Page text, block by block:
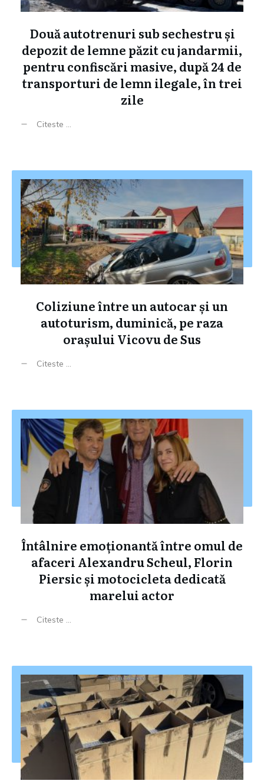
Două autotrenuri sub sechestru și
depozit de lemne păzit cu jandarmii,
pentru confiscări masive, după 24 de
transporturi de lemn ilegale, în trei
zile
Citeste ...
Coliziune între un autocar și un
autoturism, duminică, pe raza
orașului Vicovu de Sus
Citeste ...
Întâlnire emoționantă între omul de
afaceri Alexandru Scheul, Florin
Piersic și motocicleta dedicată
marelui actor
Citeste ...